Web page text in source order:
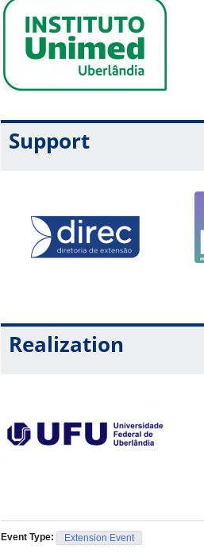
Support
Realization
Event Type: Extension Event